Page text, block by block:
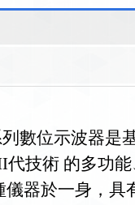
數位示波器是
代技術 的多功
儀器於一身，具